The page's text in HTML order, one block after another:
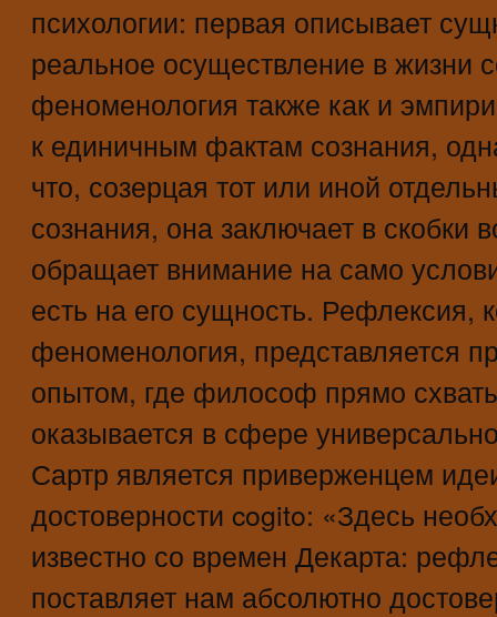
психологии: первая описывает
реальное осуществление в жизни
феноменология также как и
к единичным фактам сознания,
что, созерцая тот или иной
сознания, она заключает в скобки
обращает внимание на само
есть на его сущность. Рефлексия,
феноменология, представляется
опытом, где философ прямо
оказывается в сфере
Сартр является приверженцем
достоверности cogito: «Здесь
известно со времен Декарта:
поставляет нам абсолютно